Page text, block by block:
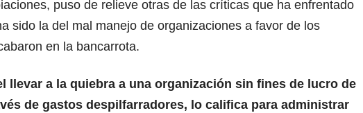
puso de relieve otras de las críticas que ha enfrentado
sido la del mal manejo de organizaciones a favor de los
en la bancarrota.
llevar a la quiebra a una organización sin fines de lucro de
de gastos despilfarradores, lo califica para administrar